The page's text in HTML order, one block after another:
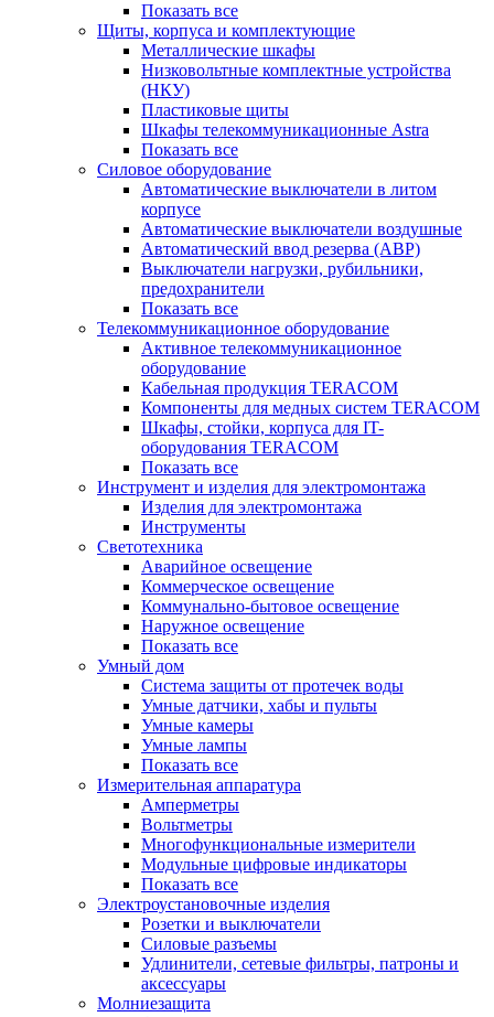
Показать все
Щиты, корпуса и комплектующие
Металлические шкафы
Низковольтные комплектные устройства
(НКУ)
Пластиковые щиты
Шкафы телекоммуникационные Astra
Показать все
Силовое оборудование
Автоматические выключатели в литом
корпусе
Автоматические выключатели воздушные
Автоматический ввод резерва (АВР)
Выключатели нагрузки, рубильники,
предохранители
Показать все
Телекоммуникационное оборудование
Активное телекоммуникационное
оборудование
Кабельная продукция TERACOM
Компоненты для медных систем TERACOM
Шкафы, стойки, корпуса для IT-
оборудования TERACOM
Показать все
Инструмент и изделия для электромонтажа
Изделия для электромонтажа
Инструменты
Светотехника
Аварийное освещение
Коммерческое освещение
Коммунально-бытовое освещение
Наружное освещение
Показать все
Умный дом
Система защиты от протечек воды
Умные датчики, хабы и пульты
Умные камеры
Умные лампы
Показать все
Измерительная аппаратура
Амперметры
Вольтметры
Многофункциональные измерители
Модульные цифровые индикаторы
Показать все
Электроустановочные изделия
Розетки и выключатели
Силовые разъемы
Удлинители, сетевые фильтры, патроны и
аксессуары
Молниезащита